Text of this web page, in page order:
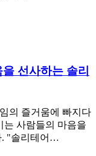
선사하는 솔리
의 즐거움에 빠지다
는 사람들의 마음을
. "솔리테어…